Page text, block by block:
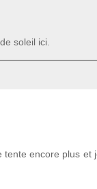
soleil ici.
encore plus et